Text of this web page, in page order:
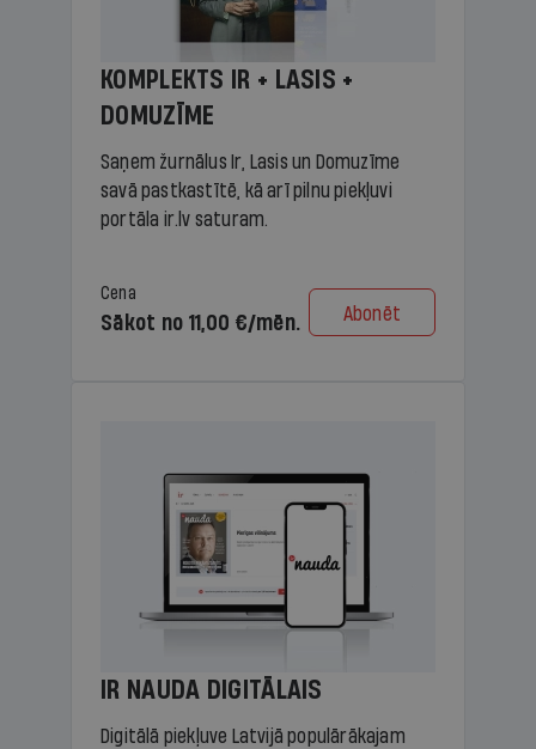
KOMPLEKTS IR + LASIS +
DOMUZĪME
Saņem žurnālus Ir, Lasis un Domuzīme
savā pastkastītē, kā arī pilnu piekļuvi
portāla ir.lv saturam.
Cena
Sākot no 11,00 €/mēn. Abonēt
IR NAUDA DIGITĀLAIS
Digitālā piekļuve Latvijā populārākajam